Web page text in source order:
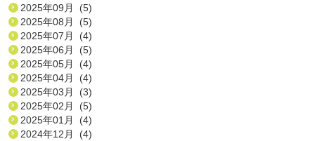
2025年09月 (5)
2025年08月 (5)
2025年07月 (4)
2025年06月 (5)
2025年05月 (4)
2025年04月 (4)
2025年03月 (3)
2025年02月 (5)
2025年01月 (4)
2024年12月 (4)